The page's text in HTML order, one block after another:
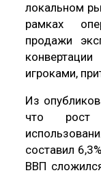
локальном
рамках
продажи
игроками,
Из
что рост
составил
ВВП